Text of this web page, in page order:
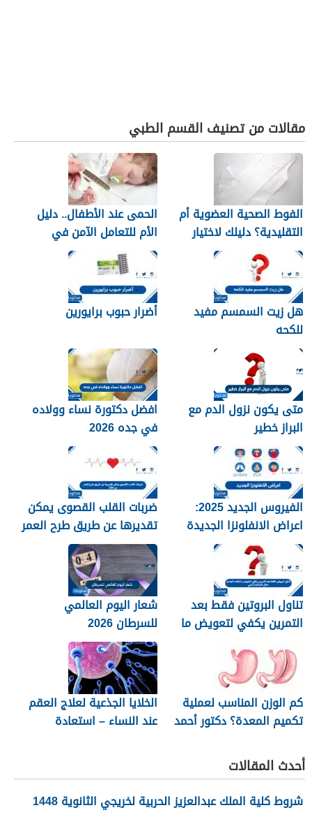
مقالات من تصنيف القسم الطبي
الفوط الصحية العضوية أم
التقليدية؟ دليلك لاختيار
النوع الأنسب لبشرتك
الحمى عند الأطفال.. دليل
الأم للتعامل الآمن في
المنزل
هل زيت السمسم مفيد
للكحه
أضرار حبوب برايورين
متى يكون نزول الدم مع
البراز خطير
افضل دكتورة نساء وولاده
في جده 2026
الفيروس الجديد 2025:
اعراض الانفلونزا الجديدة
وطرق العلاج
ضربات القلب القصوى يمكن
تقديرها عن طريق طرح العمر
من 220
تناول البروتين فقط بعد
التمرين يكفي لتعويض ما
البدني
شعار اليوم العالمي
للسرطان 2026
كم الوزن المناسب لعملية
تكميم المعدة؟ دكتور أحمد
السمنة في مصر
الخلایا الجذعیة لعلاج العقم
عند النساء – استعادة
أحدث المقالات
شروط كلية الملك عبدالعزيز الحربية لخريجي الثانوية 1448